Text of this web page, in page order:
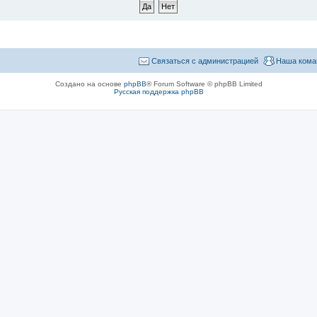
Наша
Связаться с администрацией
Создано на основе phpBB® Forum Software © phpBB Limited
Русская поддержка phpBB